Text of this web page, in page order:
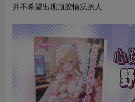
并不希望出现顶胶情况的人